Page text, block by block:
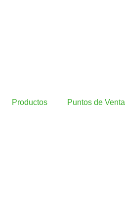
Productos Puntos de Venta